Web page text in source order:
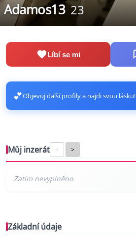
Adamos13 23
Líbí se mi
💕Objevuj další profily a najdi svou lásku!
Můj inzerát < >
Základní údaje